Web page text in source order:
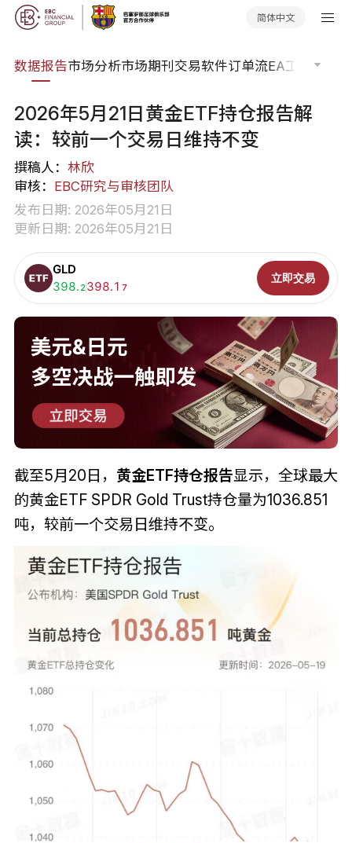
简体中文
数据报告市场分析市场期刊交易软件订单流EA工具库
2026年5月21日黄金ETF持仓报告解
读：较前一个交易日维持不变
撰稿人： 林欣
审核： EBC研究与审核团队
发布日期: 2026年05月21日
更新日期: 2026年05月21日
GLD
买入:
398. 2 卖出:
398.1 7
立即交易
截至5月20日， 黄金ETF持仓报告显示，全球最大
的黄金ETF SPDR Gold Trust持仓量为1036.851
吨，较前一个交易日维持不变。